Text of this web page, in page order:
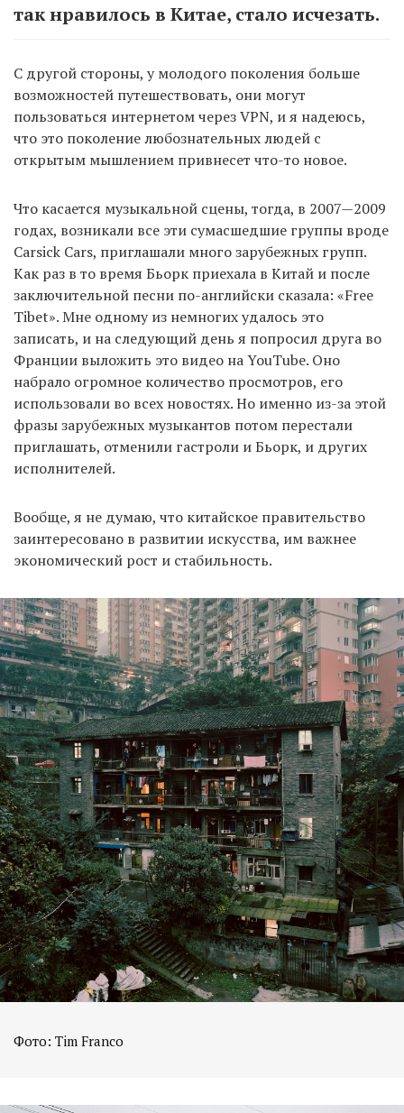
так нравилось в Китае, стало исчезать.
С другой стороны, у молодого поколения больше
возможностей путешествовать, они могут
пользоваться интернетом через VPN, и я надеюсь,
что это поколение любознательных людей с
открытым мышлением привнесет что-то новое.
Что касается музыкальной сцены, тогда, в 2007—2009
годах, возникали все эти сумасшедшие группы вроде
Carsick Cars, приглашали много зарубежных групп.
Как раз в то время Бьорк приехала в Китай и после
заключительной песни по-английски сказала: «Free
Tibet». Мне одному из немногих удалось это
записать, и на следующий день я попросил друга во
Франции выложить это видео на YouTube. Оно
набрало огромное количество просмотров, его
использовали во всех новостях. Но именно из-за этой
фразы зарубежных музыкантов потом перестали
приглашать, отменили гастроли и Бьорк, и других
исполнителей.
Вообще, я не думаю, что китайское правительство
заинтересовано в развитии искусства, им важнее
экономический рост и стабильность.
Фото: Tim Franco